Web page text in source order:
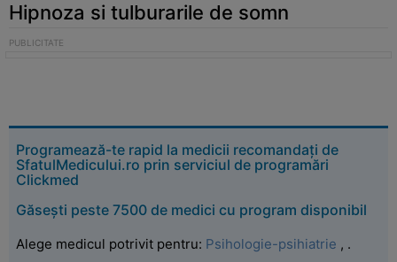
Hipnoza si tulburarile de somn
Programează-te rapid la medicii recomandați de
SfatulMedicului.ro prin serviciul de programări
Clickmed
Găsești peste 7500 de medici cu program disponibil
Alege medicul potrivit pentru: Psihologie-psihiatrie , .